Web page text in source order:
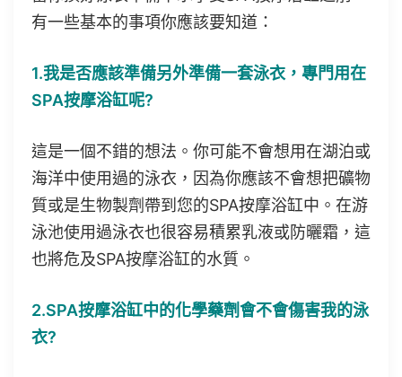
有一些基本的事項你應該要知道：
1.我是否應該準備另外準備一套泳衣，專門用在
SPA按摩浴缸呢?
這是一個不錯的想法。你可能不會想用在湖泊或
海洋中使用過的泳衣，因為你應該不會想把礦物
質或是生物製劑帶到您的SPA按摩浴缸中。在游
泳池使用過泳衣也很容易積累乳液或防曬霜，這
也將危及SPA按摩浴缸的水質。
2.SPA按摩浴缸中的化學藥劑會不會傷害我的泳
衣?